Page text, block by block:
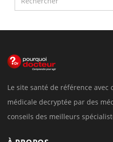
Le site santé de référence
médicale decryptée par des
conseils des meilleurs